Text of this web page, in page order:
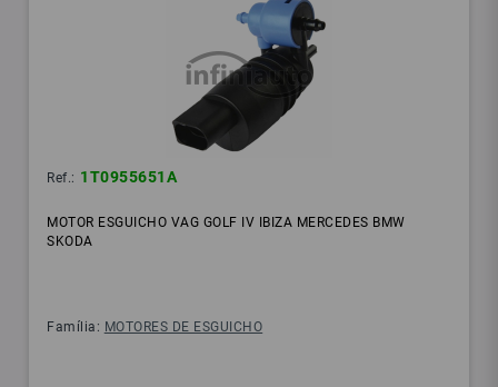
Ref.: 1T0955651A
MOTOR ESGUICHO VAG GOLF IV IBIZA MERCEDES BMW
SKODA
Família: MOTORES DE ESGUICHO